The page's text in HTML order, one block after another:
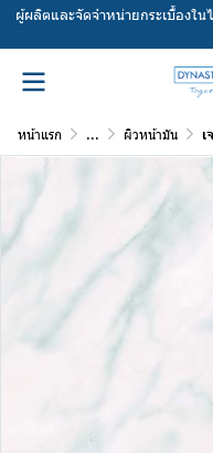
ผู้ผลิตและจัดจำหน่ายกระเบื้องใน
หน้าแรก ... ผิวหน้ามัน เ